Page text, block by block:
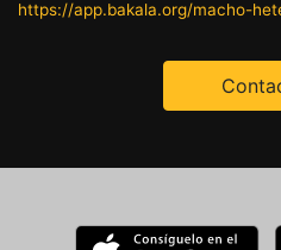
https://app.bakala.org/macho-